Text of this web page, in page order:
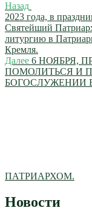
Назад
2023 года, в
Святейший
литургию в
Кремля.
Следующая
запись
Далее 6 НОЯБРЯ,
ПОМОЛИТЬСЯ И
БОГОСЛУЖЕНИИ
ПАТРИАРХОМ.
Новости